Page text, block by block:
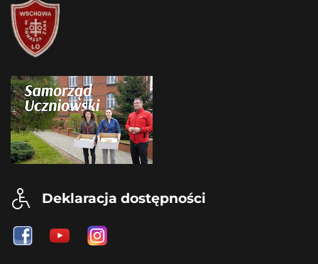
Deklaracja dostępności